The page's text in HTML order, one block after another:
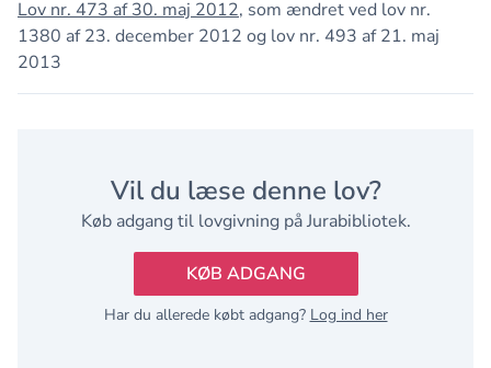
Lov nr. 473 af 30. maj 2012, som ændret ved lov nr.
1380 af 23. december 2012 og lov nr. 493 af 21. maj
2013
Vil du læse denne lov?
Køb adgang til lovgivning på Jurabibliotek.
KØB ADGANG
Har du allerede købt adgang? Log ind her